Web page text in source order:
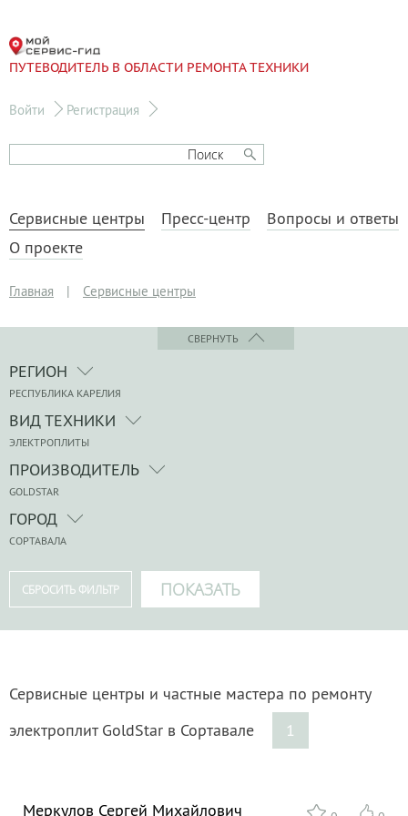
ПУТЕВОДИТЕЛЬ В ОБЛАСТИ РЕМОНТА ТЕХНИКИ
Войти Регистрация
Сервисные центры Пресс-центр
Вопросы и ответы
О проекте
Главная | Сервисные центры
СВЕРНУТЬ
РЕГИОН
РЕСПУБЛИКА КАРЕЛИЯ
ВИД ТЕХНИКИ
ЭЛЕКТРОПЛИТЫ
ПРОИЗВОДИТЕЛЬ
GOLDSTAR
ГОРОД
СОРТАВАЛА
Сервисные центры и частные мастера по ремонту
электроплит GoldStar в Сортавале
1
Меркулов Сергей Михайлович